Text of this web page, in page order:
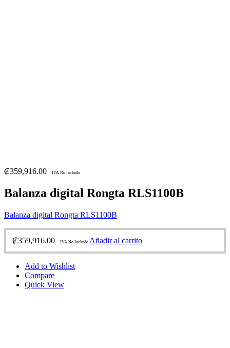
₡359,916.00 IVA No Incluido
Balanza digital Rongta RLS1100B
Balanza digital Rongta RLS1100B
₡359,916.00 IVA No Incluido Añadir al carrito
Add to Wishlist
Compare
Quick View